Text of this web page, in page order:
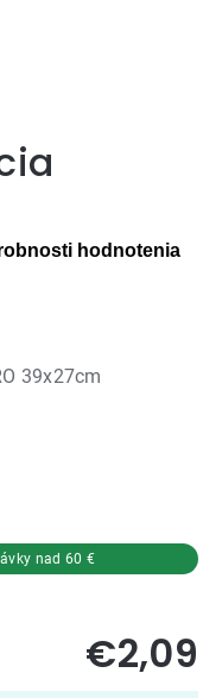
hodnotenia
39x27cm
nad 60 €
€2,09